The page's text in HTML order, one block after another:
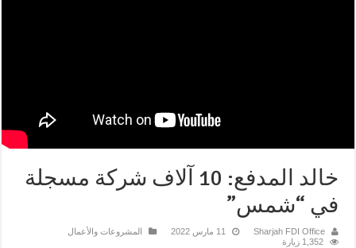
خالد المدفع: 10 آلاف شركة مسجلة
في “شمس”
Sharjah FDI Office 11 مارس 2022
المشروعات والأعمال
1,352 زيارة